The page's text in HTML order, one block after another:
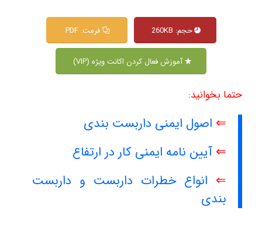
حجم: 260KB فرمت: PDF
آموزش فعال کردن اکانت ویژه (VIP)
حتما بخوانید:
⇐ اصول ایمنی داربست بندی
⇐ آیین نامه ایمنی کار در ارتفاع
⇐ انواع خطرات داربست و داربست
بندی